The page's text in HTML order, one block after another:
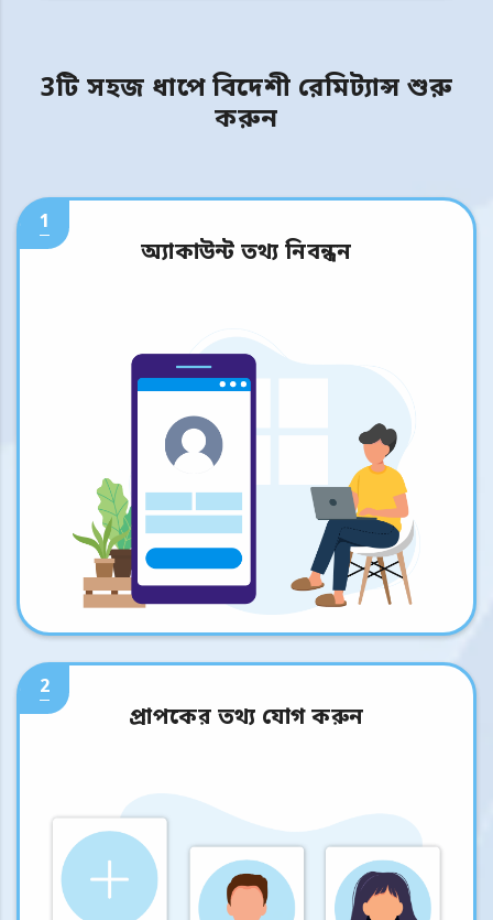
3টি সহজ ধাপে বিদেশী রেমিট্যান্স শুরু
করুন
1
অ্যাকাউন্ট তথ্য নিবন্ধন
2
প্রাপকের তথ্য যোগ করুন